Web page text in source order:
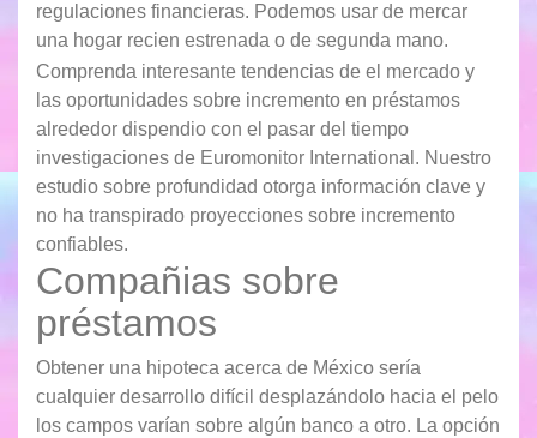
regulaciones financieras. Podemos usar de mercar
una hogar recien estrenada o de segunda mano.
Comprenda interesante tendencias de el mercado y
las oportunidades sobre incremento en préstamos
alrededor dispendio con el pasar del tiempo
investigaciones de Euromonitor International. Nuestro
estudio sobre profundidad otorga información clave y
no ha transpirado proyecciones sobre incremento
confiables.
Compañias sobre
préstamos
Obtener una hipoteca acerca de México serí­a
cualquier desarrollo difícil desplazándolo hacia el pelo
los campos varían sobre algún banco a otro. La opción